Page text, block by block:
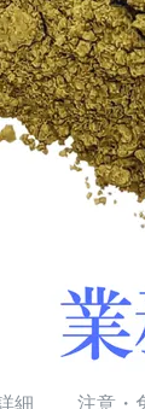
細 注意・